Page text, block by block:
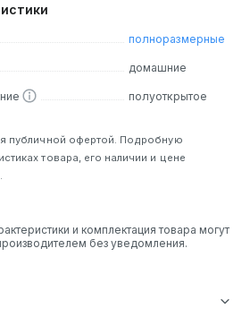
полноразмерные
домашние
полуоткрытое
публичной офертой. Подробную
товара, его наличии и цене
и комплектация товара могут
без уведомления.